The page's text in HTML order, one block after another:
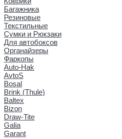
Багажника
Резиновые
Текстильные
Сумки и Рюкзаки
Для автобоксов
Органайзеры
Фаркопы
Auto-Hak
AvtoS
Bosal
Brink (Thule)
Baltex
Bizon
Draw-Tite
Galia
Garant